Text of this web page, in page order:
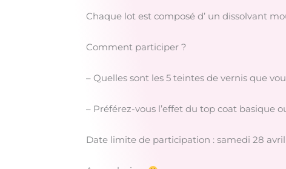
Chaque lot est composé d’ un dissolvant
Comment participer ?
– Quelles sont les 5 teintes de vernis que
– Préférez-vous l’effet du top coat basique
Date limite de participation : samedi 28 avril